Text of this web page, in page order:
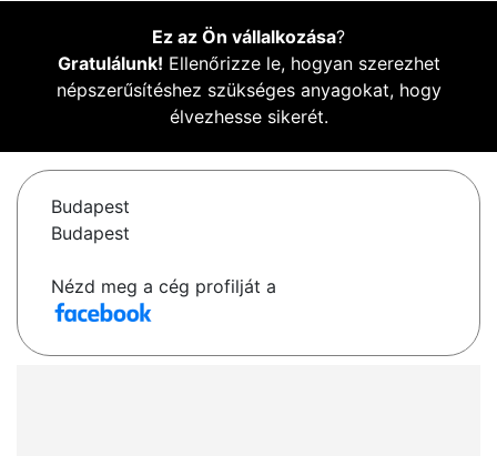
Ez az Ön vállalkozása?
Gratulálunk! Ellenőrizze le, hogyan szerezhet
népszerűsítéshez szükséges anyagokat, hogy
élvezhesse sikerét.
Budapest
Budapest
Nézd meg a cég profilját a